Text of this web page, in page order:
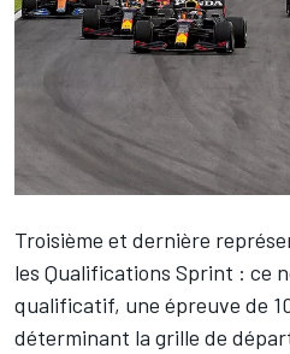
Troisième et dernière
les Qualifications Sprint : ce
qualificatif, une épreuve de
déterminant la grille de